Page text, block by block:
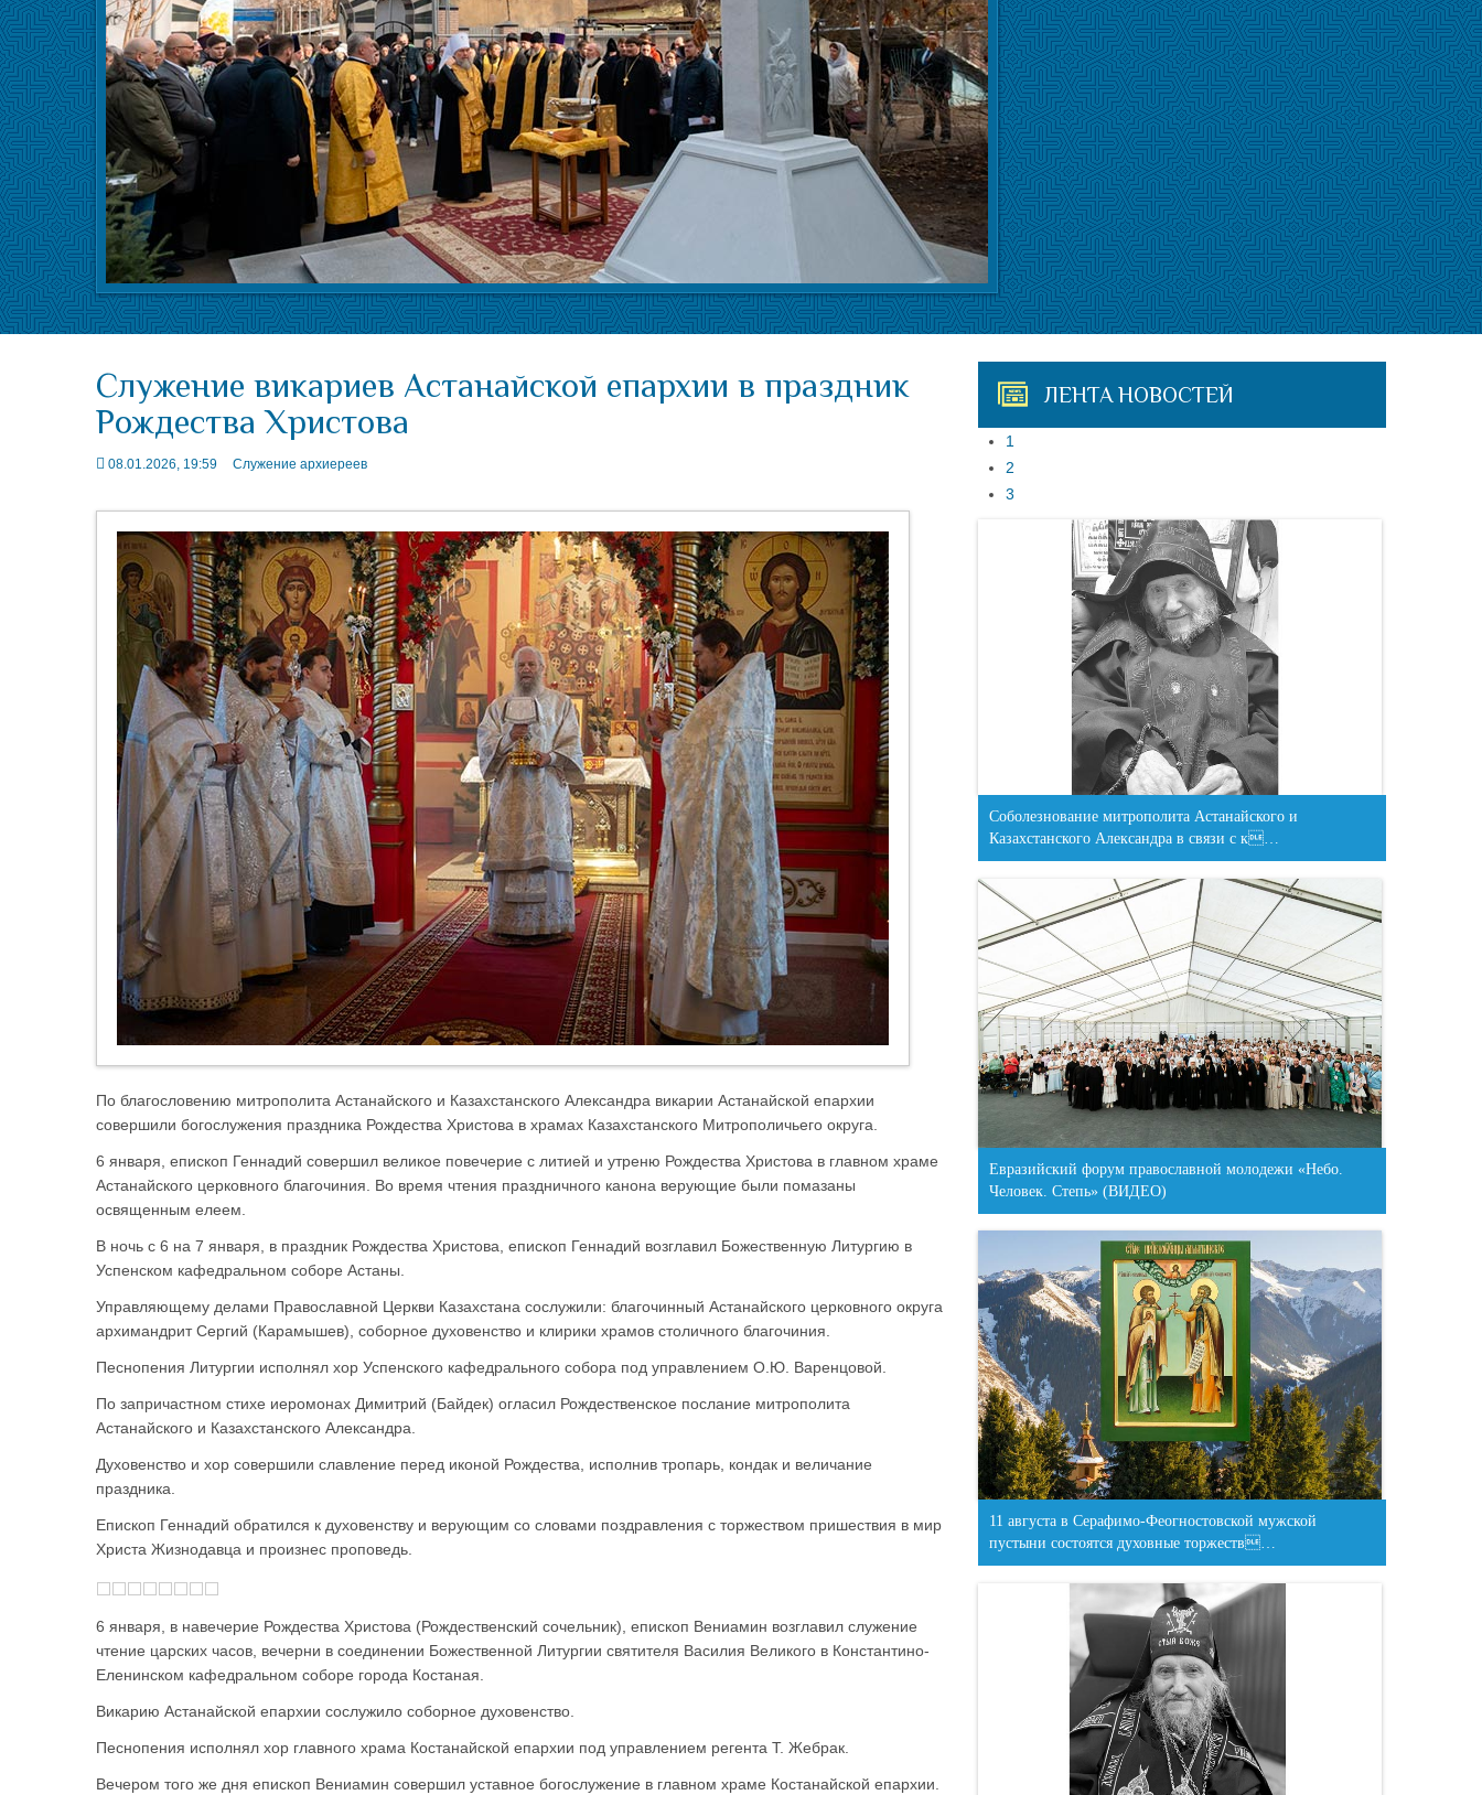
Служение викариев Астанайской епархии в праздник
Рождества Христова
08.01.2026, 19:59 Служение архиереев
По благословению митрополита Астанайского и Казахстанского Александра викарии Астанайской епархии
совершили богослужения праздника Рождества Христова в храмах Казахстанского Митрополичьего округа.
6 января, епископ Геннадий совершил великое повечерие с литией и утреню Рождества Христова в главном храме
Астанайского церковного благочиния. Во время чтения праздничного канона верующие были помазаны
освященным елеем.
В ночь с 6 на 7 января, в праздник Рождества Христова, епископ Геннадий возглавил Божественную Литургию в
Успенском кафедральном соборе Астаны.
Управляющему делами Православной Церкви Казахстана сослужили: благочинный Астанайского церковного округа
архимандрит Сергий (Карамышев), соборное духовенство и клирики храмов столичного благочиния.
Песнопения Литургии исполнял хор Успенского кафедрального собора под управлением О.Ю. Варенцовой.
По запричастном стихе иеромонах Димитрий (Байдек) огласил Рождественское послание митрополита
Астанайского и Казахстанского Александра.
Духовенство и хор совершили славление перед иконой Рождества, исполнив тропарь, кондак и величание
праздника.
Епископ Геннадий обратился к духовенству и верующим со словами поздравления с торжеством пришествия в мир
Христа Жизнодавца и произнес проповедь.
6 января, в навечерие Рождества Христова (Рождественский сочельник), епископ Вениамин возглавил служение
чтение царских часов, вечерни в соединении Божественной Литургии святителя Василия Великого в Константино-
Еленинском кафедральном соборе города Костаная.
Викарию Астанайской епархии сослужило соборное духовенство.
Песнопения исполнял хор главного храма Костанайской епархии под управлением регента Т. Жебрак.
Вечером того же дня епископ Вениамин совершил уставное богослужение в главном храме Костанайской епархии.
ЛЕНТА НОВОСТЕЙ
1
2
3
Соболезнование митрополита Астанайского и
Казахстанского Александра в связи с к…
Евразийский форум православной молодежи «Небо.
Человек. Степь» (ВИДЕО)
11 августа в Серафимо-Феогностовской мужской
пустыни состоятся духовные торжеств…